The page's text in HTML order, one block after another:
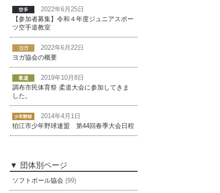
2022年6月25日
【参加者募集】令和４年度ジュニアスポー
ツ空手道教室
2022年6月22日
ヨガ協会の概要
2019年10月8日
調布市民体育祭 柔道大会に参加してきま
した。
2014年4月1日
狛江市少年野球連盟 第44回春季大会日程
団体別ページ
ソフトボール協会 (99)